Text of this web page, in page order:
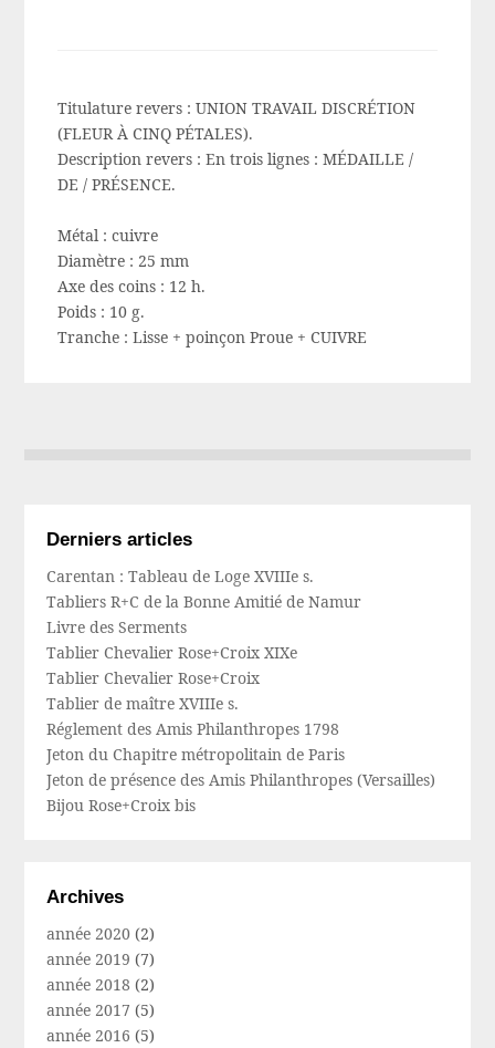
Titulature revers :UNION TRAVAIL DISCRÉTION
(FLEUR À CINQ PÉTALES).
Description revers :En trois lignes : MÉDAILLE /
DE / PRÉSENCE.
Métal :cuivre
Diamètre : 25 mm
Axe des coins : 12 h.
Poids : 10 g.
Tranche :Lisse + poinçon Proue + CUIVRE
Derniers articles
Carentan : Tableau de Loge XVIIIe s.
Tabliers R+C de la Bonne Amitié de Namur
Livre des Serments
Tablier Chevalier Rose+Croix XIXe
Tablier Chevalier Rose+Croix
Tablier de maître XVIIIe s.
Réglement des Amis Philanthropes 1798
Jeton du Chapitre métropolitain de Paris
Jeton de présence des Amis Philanthropes (Versailles)
Bijou Rose+Croix bis
Archives
année 2020 (2)
année 2019 (7)
année 2018 (2)
année 2017 (5)
année 2016 (5)